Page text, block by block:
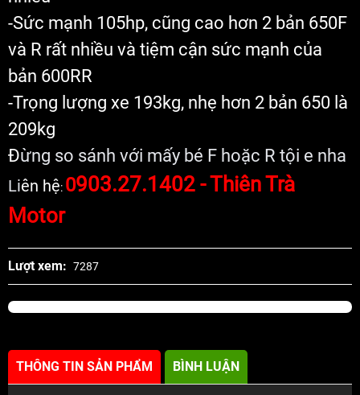
-Sức mạnh 105hp, cũng cao hơn 2 bản 650F
và R rất nhiều và tiệm cận sức mạnh của
bản 600RR
-Trọng lượng xe 193kg, nhẹ hơn 2 bản 650 là
209kg
Đừng so sánh với mấy bé F hoặc R tội e nha
Liên hệ: 0903.27.1402 - Thiên Trà
Motor
Lượt xem: 7287
THÔNG TIN SẢN PHẨM BÌNH LUẬN